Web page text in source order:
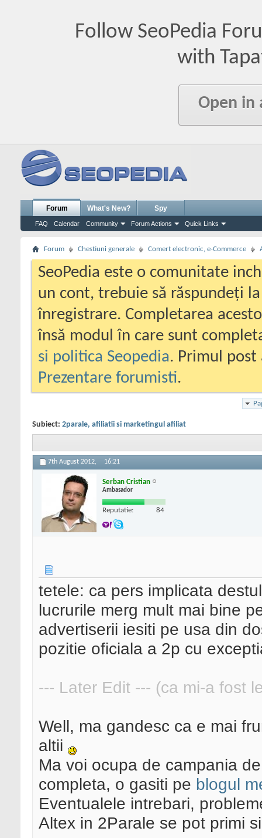
Follow SeoPedia
with
Open in
Forum
FAQ Calendar Community Forum Actions Quick Links
What's New? Spy
Forum Chestiuni generale Comert electronic, e-Commerce
SeoPedia este o comunitate
un cont, trebuie să răspundeți
înregistrare. Completarea
însă modul în care sunt
si politica Seopedia. Primul
Prezentare forumisti.
Subiect: 2parale, afiliatii si marketingul afiliat
7th August 2012, 16:21
Serban Cristian
Ambasador
Reputatie: 84
tetele: ca pers implicata
lucrurile merg mult mai bine
advertiserii iesiti pe usa din
pozitie oficiala a 2p cu
--- Later Edit --- (ca mi-a fost
Well, ma gandesc ca e mai
altii
Ma voi ocupa de campania
completa, o gasiti pe blogul
Eventualele intrebari,
Altex in 2Parale se pot primi